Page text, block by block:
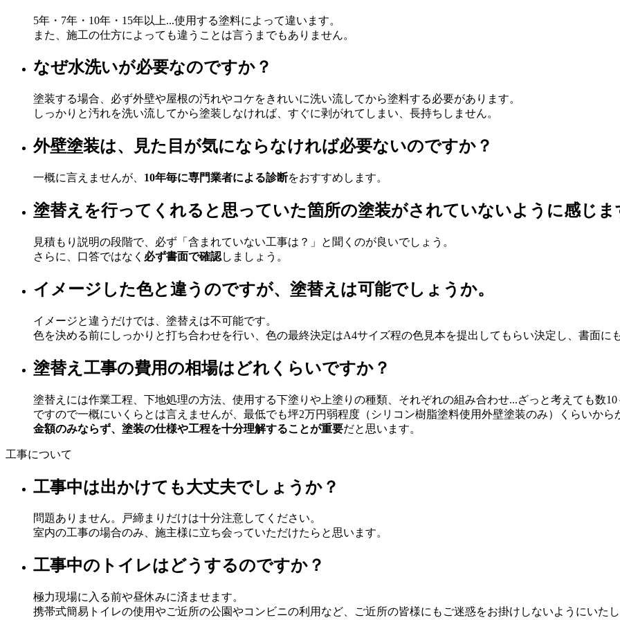
5年・7年・10年・15年以上...使用する塗料によって違います。
また、施工の仕方によっても違うことは言うまでもありません。
なぜ水洗いが必要なのですか？
塗装する場合、必ず外壁や屋根の汚れやコケをきれいに洗い流してから塗料する必要があります。
しっかりと汚れを洗い流してから塗装しなければ、すぐに剥がれてしまい、長持ちしません。
外壁塗装は、見た目が気にならなければ必要ないのですか？
一概に言えませんが、 10年毎に専門業者による診断をおすすめします。
塗替えを行ってくれると思っていた箇所の塗装がされていないように感じま
見積もり説明の段階で、必ず「含まれていない工事は？」と聞くのが良いでしょう。
さらに、口答ではなく 必ず書面で確認しましょう。
イメージした色と違うのですが、塗替えは可能でしょうか。
イメージと違うだけでは、塗替えは不可能です。
色を決める前にしっかりと打ち合わせを行い、色の最終決定はA4サイズ程の色見本を提出してもらい決定し、書面に
塗替え工事の費用の相場はどれくらいですか？
塗替えには作業工程、下地処理の方法、使用する下塗りや上塗りの種類、それぞれの組み合わせ...ざっと考えても数
ですので一概にいくらとは言えませんが、最低でも坪2万円弱程度（シリコン樹脂塗料使用外壁塗装のみ）くらいから
金額のみならず、塗装の仕様や工程を十分理解することが重要だと思います。
工事について
工事中は出かけても大丈夫でしょうか？
問題ありません。戸締まりだけは十分注意してください。
室内の工事の場合のみ、施主様に立ち会っていただけたらと思います。
工事中のトイレはどうするのですか？
極力現場に入る前や昼休みに済ませます。
携帯式簡易トイレの使用やご近所の公園やコンビニの利用など、ご近所の皆様にもご迷惑をお掛けしないようにいた